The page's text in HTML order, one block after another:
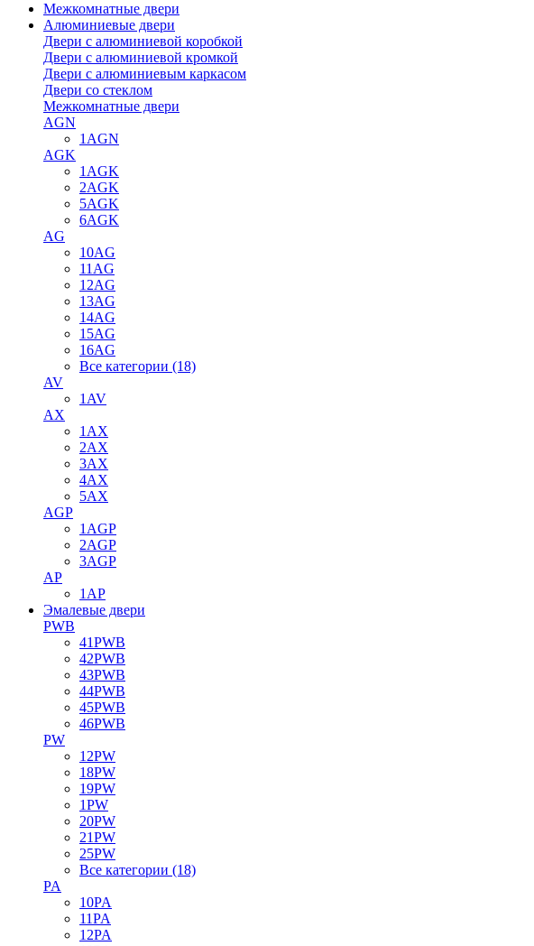
Межкомнатные двери
Алюминиевые двери
Двери с алюминиевой коробкой
Двери с алюминиевой кромкой
Двери с алюминиевым каркасом
Двери со стеклом
Межкомнатные двери
AGN
1AGN
AGK
1AGK
2AGK
5AGK
6AGK
AG
10AG
11AG
12AG
13AG
14AG
15AG
16AG
Все категории (18)
AV
1AV
AX
1AX
2AX
3AX
4AX
5AX
AGP
1AGP
2AGP
3AGP
AP
1AP
Эмалевые двери
PWB
41PWB
42PWB
43PWB
44PWB
45PWB
46PWB
PW
12PW
18PW
19PW
1PW
20PW
21PW
25PW
Все категории (18)
PA
10PA
11PA
12PA